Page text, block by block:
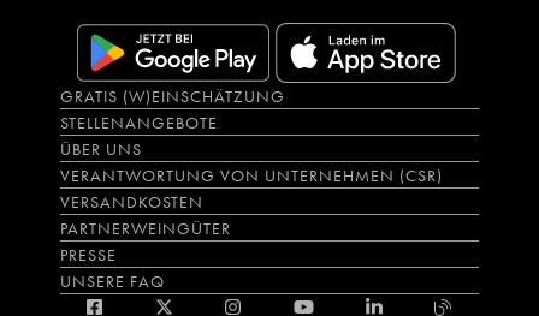
GRATIS (W)EINSCHÄTZUNG
STELLENANGEBOTE
ÜBER UNS
VERANTWORTUNG VON UNTERNEHMEN (CSR)
VERSANDKOSTEN
PARTNERWEINGÜTER
PRESSE
UNSERE FAQ